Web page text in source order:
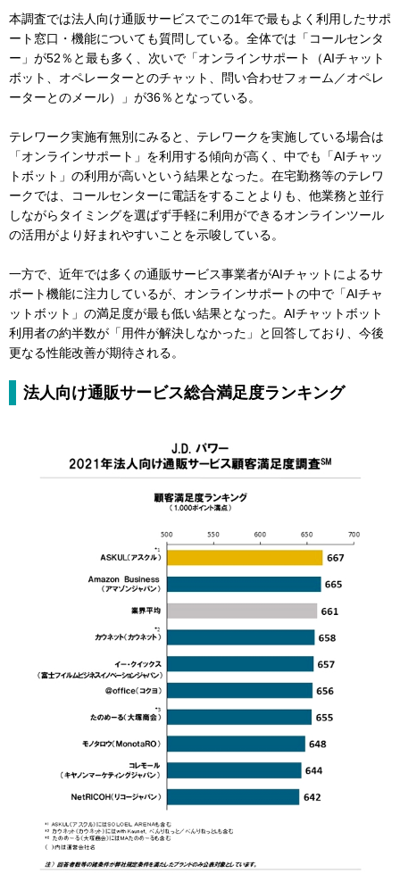
本調査では法人向け通販サービスでこの1年で最もよく利用したサポ
ート窓口・機能についても質問している。全体では「コールセンタ
ー」が52％と最も多く、次いで「オンラインサポート（AIチャット
ボット、オペレーターとのチャット、問い合わせフォーム／オペレ
ーターとのメール）」が36％となっている。
テレワーク実施有無別にみると、テレワークを実施している場合は
「オンラインサポート」を利用する傾向が高く、中でも「AIチャッ
トボット」の利用が高いという結果となった。在宅勤務等のテレワ
ークでは、コールセンターに電話をすることよりも、他業務と並行
しながらタイミングを選ばず手軽に利用ができるオンラインツール
の活用がより好まれやすいことを示唆している。
一方で、近年では多くの通販サービス事業者がAIチャットによるサ
ポート機能に注力しているが、オンラインサポートの中で「AIチャ
ットボット」の満足度が最も低い結果となった。AIチャットボット
利用者の約半数が「用件が解決しなかった」と回答しており、今後
更なる性能改善が期待される。
法人向け通販サービス総合満足度ランキング